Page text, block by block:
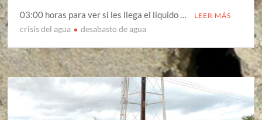
03:00 horas para ver si les llega el líquido …
LEER MÁS
crisis del agua desabasto de agua